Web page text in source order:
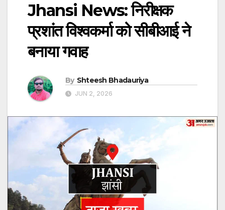
Jhansi News: निरीक्षक
प्रशांत विश्वकर्मा को सीबीआई ने
बनाया गवाह
By Shteesh Bhadauriya
JUN 2, 2026